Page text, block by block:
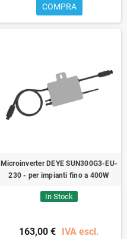
COMPRA
Microinverter DEYE SUN300G3-EU-
230 - per impianti fino a 400W
In Stock
163,00 € IVA escl.